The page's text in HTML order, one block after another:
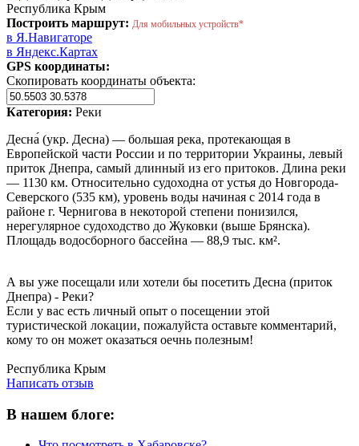
Республика Крым
Построить маршрут: Для мобильных устройств*
в Я.Навигаторе
в Яндекс.Картах
GPS координаты:
Скопировать координаты объекта:
Категория: Реки
Десна́ (укр. Десна) — большая река, протекающая в
Европейской части России и по территории Украины, левый
приток Днепра, самый длинный из его притоков. Длина реки
— 1130 км. Относительно судоходна от устья до Новгорода-
Северского (535 км), уровень воды начиная с 2014 года в
районе г. Чернигова в некоторой степени понизился,
нерегулярное судоходство до Жуковки (выше Брянска).
Площадь водосборного бассейна — 88,9 тыс. км².
А вы уже посещали или хотели бы посетить Десна (приток
Днепра) - Реки?
Если у вас есть личный опыт о посещении этой
туристической локации, пожалуйста оставьте комментарий,
кому то он может оказаться оечнь полезным!
Республика Крым
Написать отзыв
В нашем блоге: